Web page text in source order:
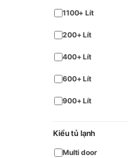
1100+ Lít
200+ Lít
400+ Lít
600+ Lít
900+ Lít
Kiểu tủ lạnh
Multi door